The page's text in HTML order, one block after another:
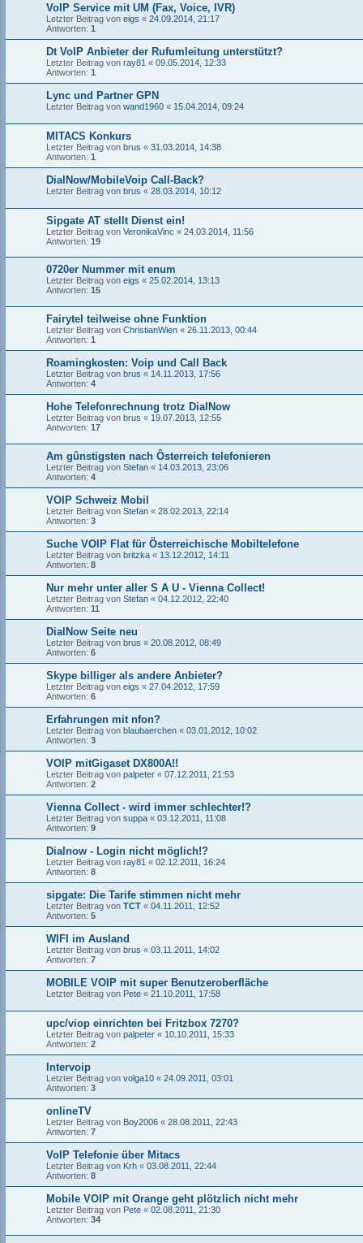
VoIP Service mit UM (Fax, Voice, IVR)
Letzter Beitrag von eigs « 24.09.2014, 21:17
Antworten: 1
Dt VoIP Anbieter der Rufumleitung unterstützt?
Letzter Beitrag von ray81 « 09.05.2014, 12:33
Antworten: 1
Lync und Partner GPN
Letzter Beitrag von wand1960 « 15.04.2014, 09:24
MITACS Konkurs
Letzter Beitrag von brus « 31.03.2014, 14:38
Antworten: 1
DialNow/MobileVoip Call-Back?
Letzter Beitrag von brus « 28.03.2014, 10:12
Sipgate AT stellt Dienst ein!
Letzter Beitrag von VeronikaVinc « 24.03.2014, 11:56
Antworten: 19
0720er Nummer mit enum
Letzter Beitrag von eigs « 25.02.2014, 13:13
Antworten: 15
Fairytel teilweise ohne Funktion
Letzter Beitrag von ChristianWien « 26.11.2013, 00:44
Antworten: 1
Roamingkosten: Voip und Call Back
Letzter Beitrag von brus « 14.11.2013, 17:56
Antworten: 4
Hohe Telefonrechnung trotz DialNow
Letzter Beitrag von brus « 19.07.2013, 12:55
Antworten: 17
Am gûnstigsten nach Ôsterreich telefonieren
Letzter Beitrag von Stefan « 14.03.2013, 23:06
Antworten: 4
VOIP Schweiz Mobil
Letzter Beitrag von Stefan « 28.02.2013, 22:14
Antworten: 3
Suche VOIP Flat für Österreichische Mobiltelefone
Letzter Beitrag von britzka « 13.12.2012, 14:11
Antworten: 8
Nur mehr unter aller S A U - Vienna Collect!
Letzter Beitrag von Stefan « 04.12.2012, 22:40
Antworten: 11
DialNow Seite neu
Letzter Beitrag von brus « 20.08.2012, 08:49
Antworten: 6
Skype billiger als andere Anbieter?
Letzter Beitrag von eigs « 27.04.2012, 17:59
Antworten: 6
Erfahrungen mit nfon?
Letzter Beitrag von blaubaerchen « 03.01.2012, 10:02
Antworten: 3
VOIP mitGigaset DX800A!!
Letzter Beitrag von palpeter « 07.12.2011, 21:53
Antworten: 2
Vienna Collect - wird immer schlechter!?
Letzter Beitrag von suppa « 03.12.2011, 11:08
Antworten: 9
Dialnow - Login nicht möglich!?
Letzter Beitrag von ray81 « 02.12.2011, 16:24
Antworten: 8
sipgate: Die Tarife stimmen nicht mehr
Letzter Beitrag von TCT « 04.11.2011, 12:52
Antworten: 5
WIFI im Ausland
Letzter Beitrag von brus « 03.11.2011, 14:02
Antworten: 7
MOBILE VOIP mit super Benutzeroberfläche
Letzter Beitrag von Pete « 21.10.2011, 17:58
upc/viop einrichten bei Fritzbox 7270?
Letzter Beitrag von palpeter « 10.10.2011, 15:33
Antworten: 2
Intervoip
Letzter Beitrag von volga10 « 24.09.2011, 03:01
Antworten: 3
onlineTV
Letzter Beitrag von Boy2006 « 28.08.2011, 22:43
Antworten: 7
VoIP Telefonie über Mitacs
Letzter Beitrag von Krh « 03.08.2011, 22:44
Antworten: 8
Mobile VOIP mit Orange geht plötzlich nicht mehr
Letzter Beitrag von Pete « 02.08.2011, 21:30
Antworten: 34